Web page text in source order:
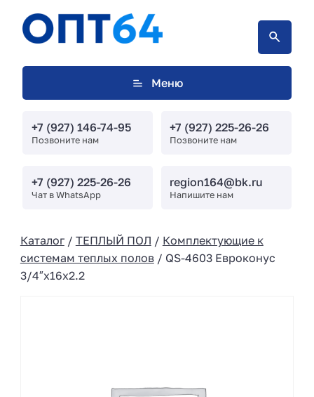
Меню
+7 (927) 146-74-95
Позвоните нам
+7 (927) 225-26-26
Позвоните нам
+7 (927) 225-26-26
Чат в WhatsApp
region164@bk.ru
Напишите нам
Каталог/ ТЕПЛЫЙ ПОЛ / Комплектующие к
системам теплых полов/ QS-4603 Евроконус
3/4″х16х2.2